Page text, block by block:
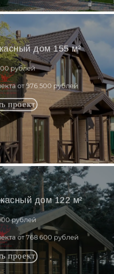
дом 155 м²
рублей
от 976 500 рублей
дом 122 м²
рублей
от 768 600 рублей